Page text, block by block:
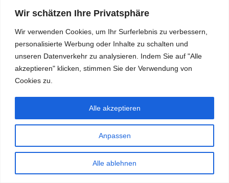
Wir schätzen Ihre Privatsphäre
Wir verwenden Cookies, um Ihr Surferlebnis zu verbessern,
personalisierte Werbung oder Inhalte zu schalten und
unseren Datenverkehr zu analysieren. Indem Sie auf "Alle
akzeptieren" klicken, stimmen Sie der Verwendung von
Cookies zu.
Anpassen
Alle ablehnen
Alle akzeptieren
www.artorale.com
Instagram
Impressum
Copyright © 2026 Offene Ateliers Unkel | Powered by Offene Ateliers Unkel